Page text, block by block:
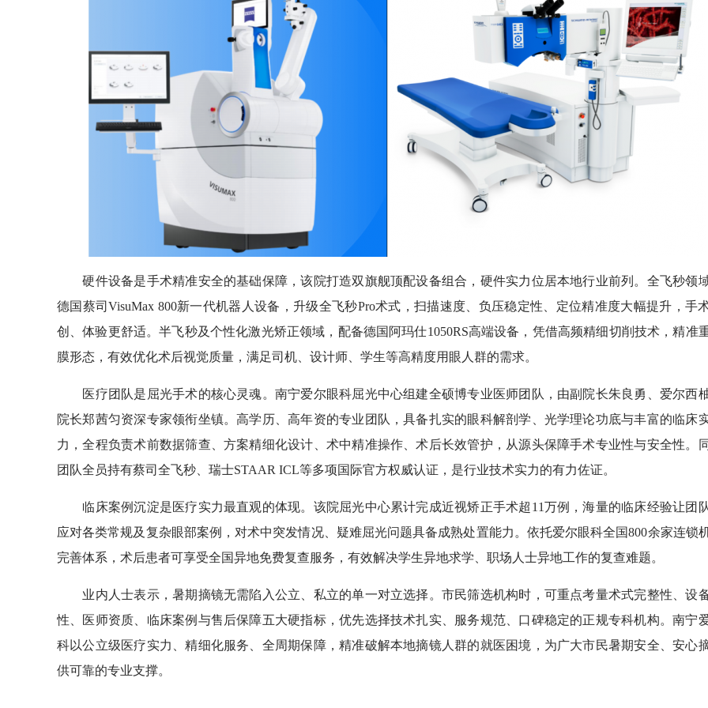
硬件设备是手术精准安全的基础保障，该院打造双旗舰顶配设备组合，硬件实力位居本地行业前列。全飞秒领
德国蔡司VisuMax 800新一代机器人设备，升级全飞秒Pro术式，扫描速度、负压稳定性、定位精准度大幅提升，手
创、体验更舒适。半飞秒及个性化激光矫正领域，配备德国阿玛仕1050RS高端设备，凭借高频精细切削技术，精准
膜形态，有效优化术后视觉质量，满足司机、设计师、学生等高精度用眼人群的需求。
医疗团队是屈光手术的核心灵魂。南宁爱尔眼科屈光中心组建全硕博专业医师团队，由副院长朱良勇、爱尔西
院长郑茜匀资深专家领衔坐镇。高学历、高年资的专业团队，具备扎实的眼科解剖学、光学理论功底与丰富的临床
力，全程负责术前数据筛查、方案精细化设计、术中精准操作、术后长效管护，从源头保障手术专业性与安全性。
团队全员持有蔡司全飞秒、瑞士STAAR ICL等多项国际官方权威认证，是行业技术实力的有力佐证。
临床案例沉淀是医疗实力最直观的体现。该院屈光中心累计完成近视矫正手术超11万例，海量的临床经验让团
应对各类常规及复杂眼部案例，对术中突发情况、疑难屈光问题具备成熟处置能力。依托爱尔眼科全国800余家连锁
完善体系，术后患者可享受全国异地免费复查服务，有效解决学生异地求学、职场人士异地工作的复查难题。
业内人士表示，暑期摘镜无需陷入公立、私立的单一对立选择。市民筛选机构时，可重点考量术式完整性、设
性、医师资质、临床案例与售后保障五大硬指标，优先选择技术扎实、服务规范、口碑稳定的正规专科机构。南宁
科以公立级医疗实力、精细化服务、全周期保障，精准破解本地摘镜人群的就医困境，为广大市民暑期安全、安心
供可靠的专业支撑。